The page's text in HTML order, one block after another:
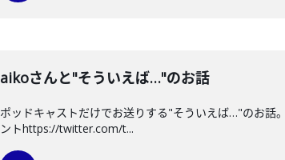
aikoさんと"そういえば…"のお話
ポッドキャストだけでお送りする"そういえば…"のお話
ントhttps://twitter.com/t...